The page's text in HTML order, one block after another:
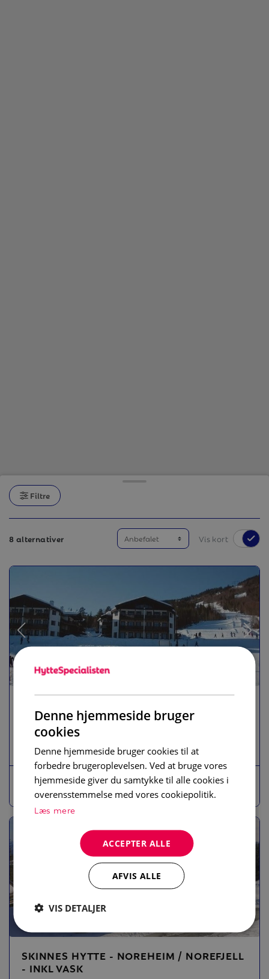
Filtre
8 alternativer Vis kort
STÄDNING
Norefjell Kort
4 senge Sauna Wi-Fi
Vis
SKINNES HYTTE - NOREHEIM / NOREFJELL
- INKL VASK
Denne hjemmeside bruger
cookies
Denne hjemmeside bruger cookies til at
forbedre brugeroplevelsen. Ved at bruge vores
hjemmeside giver du samtykke til alle cookies i
overensstemmelse med vores cookiepolitik.
Læs mere
ACCEPTER ALLE
AFVIS ALLE
VIS DETALJER